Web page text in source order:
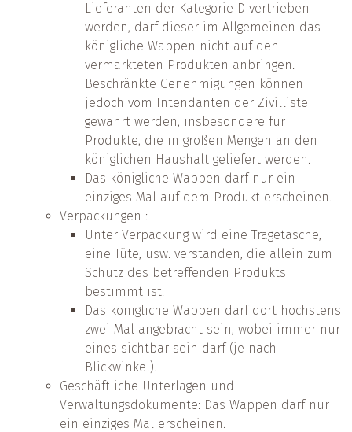
Lieferanten der Kategorie D vertrieben
werden, darf dieser im Allgemeinen das
königliche Wappen nicht auf den
vermarkteten Produkten anbringen.
Beschränkte Genehmigungen können
jedoch vom Intendanten der Zivilliste
gewährt werden, insbesondere für
Produkte, die in großen Mengen an den
königlichen Haushalt geliefert werden.
Das königliche Wappen darf nur ein
einziges Mal auf dem Produkt erscheinen.
Verpackungen :
Unter Verpackung wird eine Tragetasche,
eine Tüte, usw. verstanden, die allein zum
Schutz des betreffenden Produkts
bestimmt ist.
Das königliche Wappen darf dort höchstens
zwei Mal angebracht sein, wobei immer nur
eines sichtbar sein darf (je nach
Blickwinkel).
Geschäftliche Unterlagen und
Verwaltungsdokumente: Das Wappen darf nur
ein einziges Mal erscheinen.